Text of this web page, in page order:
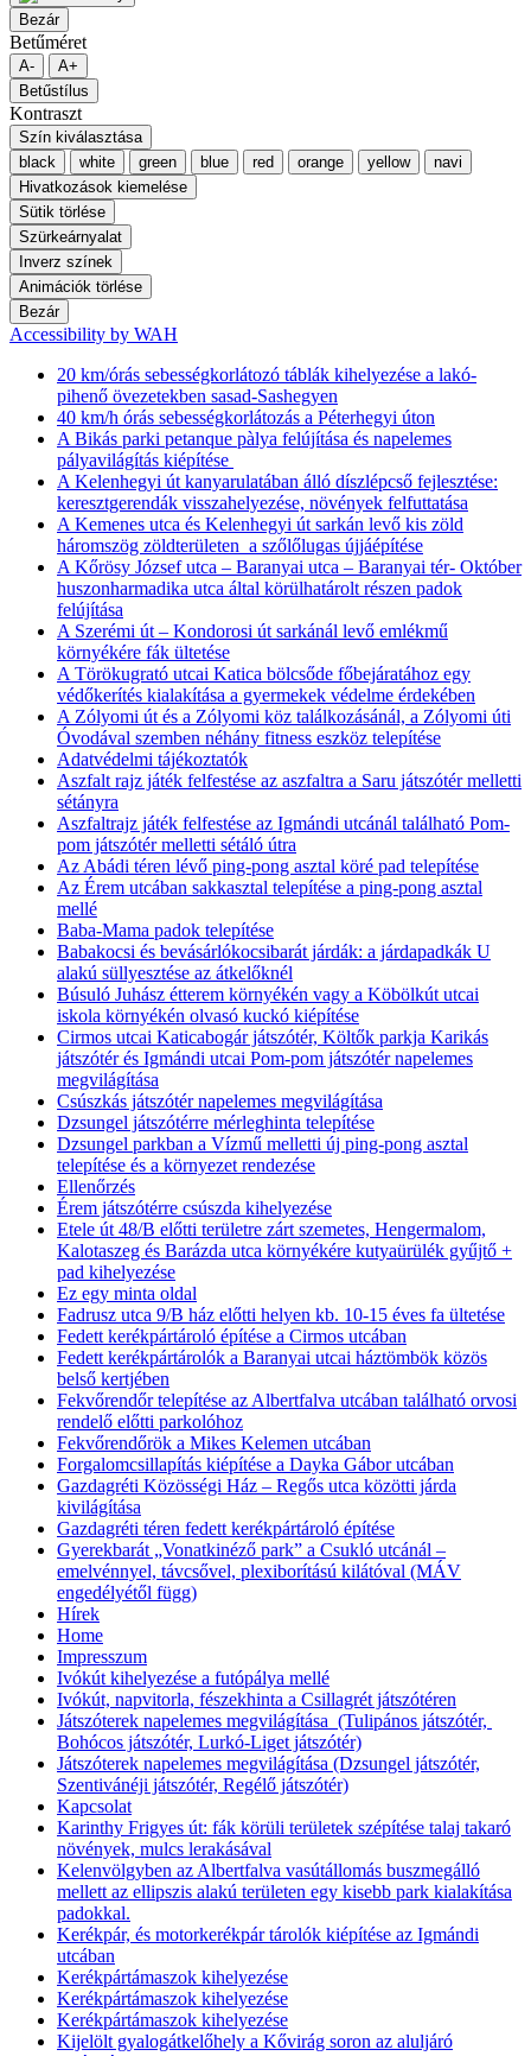
Bezár
Betűméret
A-
A+
Betűstílus
Kontraszt
Szín kiválasztása
black
white green blue red orange yellow
navi
Hivatkozások kiemelése
Sütik törlése
Szürkeárnyalat
Inverz színek
Animációk törlése
Bezár
Accessibility by WAH
20 km/órás sebességkorlátozó táblák kihelyezése a lakó-
pihenő övezetekben sasad-Sashegyen
40 km/h órás sebességkorlátozás a Péterhegyi úton
A Bikás parki petanque pàlya felújítása és napelemes
pályavilágítás kiépítése
A Kelenhegyi út kanyarulatában álló díszlépcső fejlesztése:
keresztgerendák visszahelyezése, növények felfuttatása
A Kemenes utca és Kelenhegyi út sarkán levő kis zöld
háromszög zöldterületen a szőlőlugas újjáépítése
A Kőrösy József utca – Baranyai utca – Baranyai tér- Október
huszonharmadika utca által körülhatárolt részen padok
felújítása
A Szerémi út – Kondorosi út sarkánál levő emlékmű
környékére fák ültetése
A Törökugrató utcai Katica bölcsőde főbejáratához egy
védőkerítés kialakítása a gyermekek védelme érdekében
A Zólyomi út és a Zólyomi köz találkozásánál, a Zólyomi úti
Óvodával szemben néhány fitness eszköz telepítése
Adatvédelmi tájékoztatók
Aszfalt rajz játék felfestése az aszfaltra a Saru játszótér melletti
sétányra
Aszfaltrajz játék felfestése az Igmándi utcánál található Pom-
pom játszótér melletti sétáló útra
Az Abádi téren lévő ping-pong asztal köré pad telepítése
Az Érem utcában sakkasztal telepítése a ping-pong asztal
mellé
Baba-Mama padok telepítése
Babakocsi és bevásárlókocsibarát járdák: a járdapadkák U
alakú süllyesztése az átkelőknél
Búsuló Juhász étterem környékén vagy a Köbölkút utcai
iskola környékén olvasó kuckó kiépítése
Cirmos utcai Katicabogár játszótér, Költők parkja Karikás
játszótér és Igmándi utcai Pom-pom játszótér napelemes
megvilágítása
Csúszkás játszótér napelemes megvilágítása
Dzsungel játszótérre mérleghinta telepítése
Dzsungel parkban a Vízmű melletti új ping-pong asztal
telepítése és a környezet rendezése
Ellenőrzés
Érem játszótérre csúszda kihelyezése
Etele út 48/B előtti területre zárt szemetes, Hengermalom,
Kalotaszeg és Barázda utca környékére kutyaürülék gyűjtő +
pad kihelyezése
Ez egy minta oldal
Fadrusz utca 9/B ház előtti helyen kb. 10-15 éves fa ültetése
Fedett kerékpártároló építése a Cirmos utcában
Fedett kerékpártárolók a Baranyai utcai háztömbök közös
belső kertjében
Fekvőrendőr telepítése az Albertfalva utcában található orvosi
rendelő előtti parkolóhoz
Fekvőrendőrök a Mikes Kelemen utcában
Forgalomcsillapítás kiépítése a Dayka Gábor utcában
Gazdagréti Közösségi Ház – Regős utca közötti járda
kivilágítása
Gazdagréti téren fedett kerékpártároló építése
Gyerekbarát „Vonatkinéző park” a Csukló utcánál –
emelvénnyel, távcsővel, plexiborítású kilátóval (MÁV
engedélyétől függ)
Hírek
Home
Impresszum
Ivókút kihelyezése a futópálya mellé
Ivókút, napvitorla, fészekhinta a Csillagrét játszótéren
Játszóterek napelemes megvilágítása (Tulipános játszótér,
Bohócos játszótér, Lurkó-Liget játszótér)
Játszóterek napelemes megvilágítása (Dzsungel játszótér,
Szentivánéji játszótér, Regélő játszótér)
Kapcsolat
Karinthy Frigyes út: fák körüli területek szépítése talaj takaró
növények, mulcs lerakásával
Kelenvölgyben az Albertfalva vasútállomás buszmegálló
mellett az ellipszis alakú területen egy kisebb park kialakítása
padokkal.
Kerékpár, és motorkerékpár tárolók kiépítése az Igmándi
utcában
Kerékpártámaszok kihelyezése
Kerékpártámaszok kihelyezése
Kerékpártámaszok kihelyezése
Kijelölt gyalogátkelőhely a Kővirág soron az aluljáró